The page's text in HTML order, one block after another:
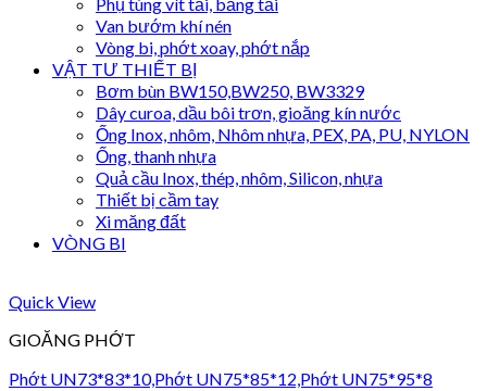
Van bướm khí nén
Vòng bi, phớt xoay, phớt nắp
VẬT TƯ THIẾT BỊ
Bơm bùn BW150,BW250, BW3329
Dây curoa, dầu bôi trơn, gioăng kín nước
Ống Inox, nhôm, Nhôm nhựa, PEX, PA, PU, NYLON
Ống, thanh nhựa
Quả cầu Inox, thép, nhôm, Silicon, nhựa
Thiết bị cầm tay
Xi măng đất
VÒNG BI
Quick View
GIOĂNG PHỚT
Phớt UN73*83*10,Phớt UN75*85*12,Phớt UN75*95*8